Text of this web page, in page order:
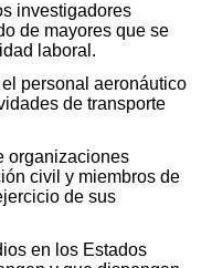
investigadores
de mayores que se
laboral.
personal aeronáutico
de transporte
organizaciones
civil y miembros de
de sus
en los Estados